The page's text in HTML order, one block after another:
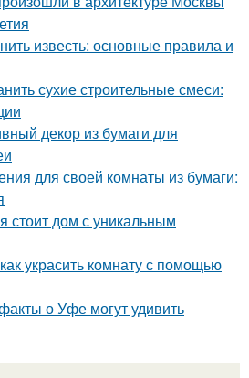
известь: основные правила и
сухие строительные смеси:
декор из бумаги для
для своей комнаты из бумаги:
стоит дом с уникальным
украсить комнату с помощью
о Уфе могут удивить